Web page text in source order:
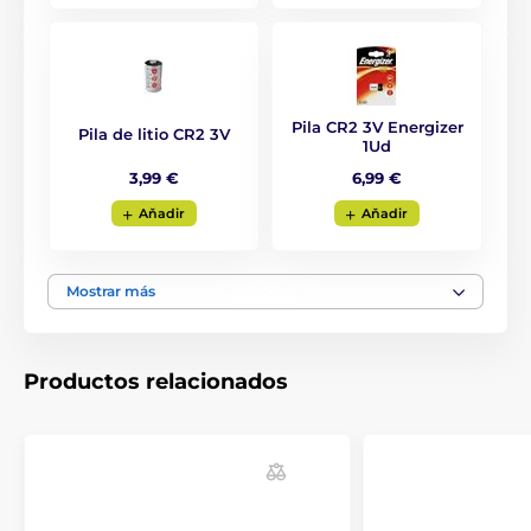
Tipo de corrección
alertas de sonido cortas y largas y
se puede establecer un modo diferente para cada
perro. El collar dispone de una función Booster, que
Pila de litio CR2 3V
3,99 €
Aňadir
Pila CR2 3V Energizer
1Ud
6,99 €
Aňadir
Mostrar más
Productos relacionados